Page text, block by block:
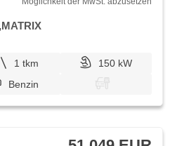
1 tkm
150 kW
Benzin